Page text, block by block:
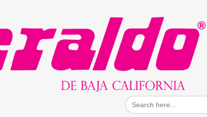
Search
for: